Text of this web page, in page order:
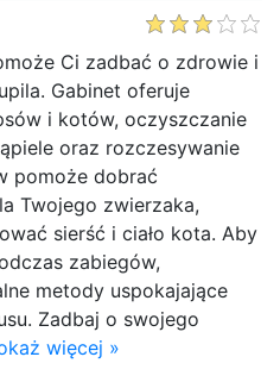
Ci zadbać o zdrowie i
Gabinet oferuje
i kotów, oczyszczanie
oraz rozczesywanie
pomoże dobrać
Twojego zwierzaka,
sierść i ciało kota. Aby
zabiegów,
metody uspokajające
Zadbaj o swojego
więcej »